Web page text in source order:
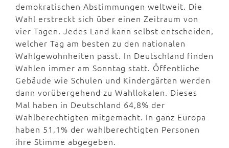
demokratischen Abstimmungen weltweit. Die
Wahl erstreckt sich über einen Zeitraum von
vier Tagen. Jedes Land kann selbst entscheiden,
welcher Tag am besten zu den nationalen
Wahlgewohnheiten passt. In Deutschland finden
Wahlen immer am Sonntag statt. Öffentliche
Gebäude wie Schulen und Kindergärten werden
dann vorübergehend zu Wahllokalen. Dieses
Mal haben in Deutschland 64,8% der
Wahlberechtigten mitgemacht. In ganz Europa
haben 51,1% der wahlberechtigten Personen
ihre Stimme abgegeben.